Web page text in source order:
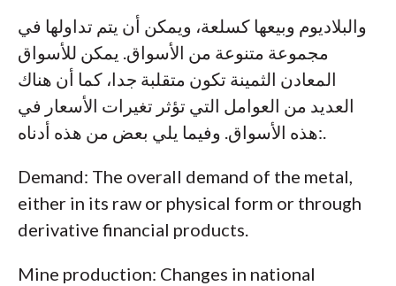
والبلاديوم وبيعها كسلعة، ويمكن أن يتم تداولها في
مجموعة متنوعة من الأسواق. يمكن للأسواق
المعادن الثمينة تكون متقلبة جدا، كما أن هناك
العديد من العوامل التي تؤثر تغيرات الأسعار في
هذه الأسواق. وفيما يلي بعض من هذه أدناه:.
Demand: The overall demand of the metal,
either in its raw or physical form or through
derivative financial products.
Mine production: Changes in national